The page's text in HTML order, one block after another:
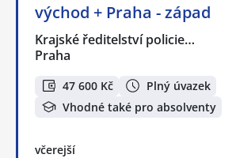
východ + Praha - západ
Krajské ředitelství policie…
Praha
47 600 Kč
Plný úvazek
Vhodné také pro absolventy
včerejší